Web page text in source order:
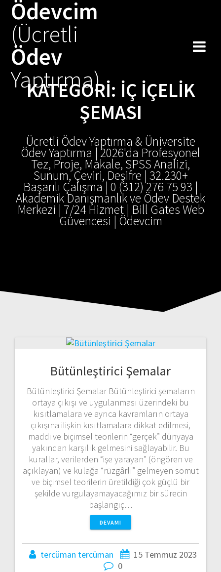
Ödevcim
(Ücretli
Ödev
Yaptırma)
KATEGORI: İÇ IÇELIK
ŞEMASI
Ücretli Ödev Yaptırma & Üniversite
Ödev Yaptırma | 2026'da Profesyonel
Tez, Proje, Makale, SPSS Analizi,
Sunum, Çeviri, Deşifre | 32.230+
Başarılı Çalışma | 0 (312) 276 75 93 |
Akademik Danışmanlık ve Ödev Destek
Merkezi | 7/24 Hizmet | Bill Gates Web
Güvencesi | Ödevcim
Bütünleştirici Şemalar
Bütünleştirici Şemalar Bütünleştirici şemaların
ortaya çıkışı ve uygulanması üzerindeki bu
kısıtlamalara ve ayrıca kavramların ortaya
çıkışına ilişkin kısıtlamalara dikkat edilmesi,
maddi ve biçimsel teorilerin “gerçek” dünyaya
yakından karşılık gelmesini sağlayabilir. Bu
kurallar, verilerden “işe yarayan” (öngören ve
açıklayan) ve kulağa “rüzgârlı” gelmeyen somut
ve biçimsel teorilerin üretildiği çok güçlü bir
şekilde vurgulayamayacağımız bir sürecin
başlangıç…
DEVAMI
tercüman tercüman
15 Temmuz 2023
0